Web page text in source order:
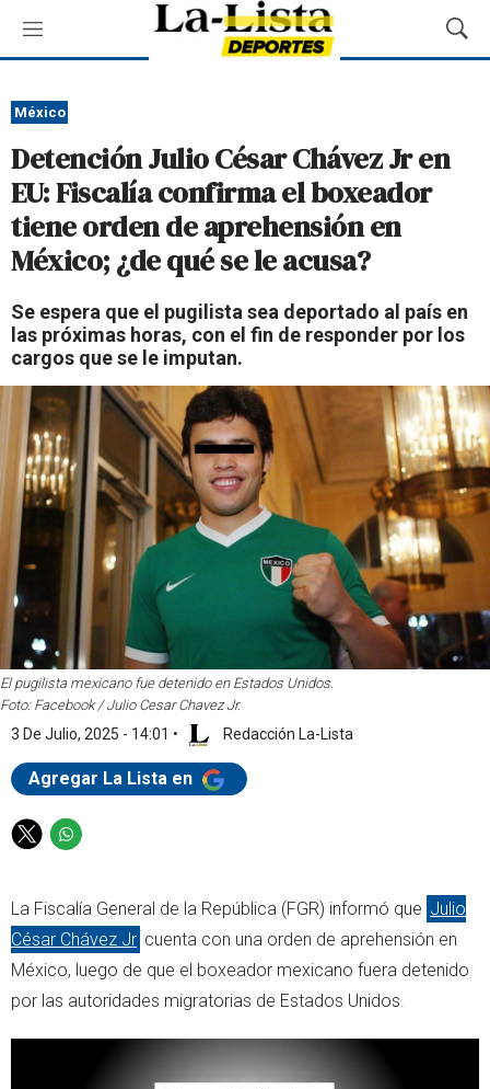
M
e
ú
M
o
e
d
México
Detención Julio César Chávez Jr en
EU: Fiscalía confirma el boxeador
tiene orden de aprehensión en
México; ¿de qué se le acusa?
Se espera que el pugilista sea deportado al país en
las próximas horas, con el fin de responder por los
cargos que se le imputan.
El pugilista mexicano fue detenido en Estados Unidos.
Foto: Facebook / Julio Cesar Chavez Jr.
3 De Julio, 2025 - 14:01 • Redacción La-Lista
Agregar La Lista en
T
t
t
e
r
W
t
s
a
p
p
La Fiscalía General de la República (FGR) informó que Julio
César Chávez Jr cuenta con una orden de aprehensión en
México, luego de que el boxeador mexicano fuera detenido
por las autoridades migratorias de Estados Unidos.